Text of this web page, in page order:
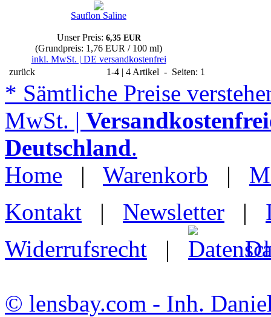
Sauflon Saline
Unser Preis: 6,35 EUR
(Grundpreis: 1,76 EUR / 100 ml)
inkl. MwSt. | DE versandkostenfrei
zurück
1-4 | 4 Artikel - Seiten: 1
* Sämtliche Preise
MwSt. |
Deutschland.
Home | Warenkorb |
Kontakt | Newsletter |
Widerrufsrecht |
© lensbay.com - Inh.